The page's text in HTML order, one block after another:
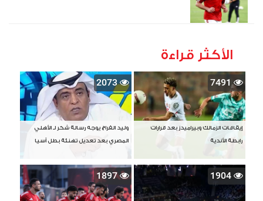
الأكثر قراءة
7491
إيقافات الزمالك وبيراميدز بعد قرارات
رابطة الأندية
2073
وليد الفراج يوجه رسالة شكر لـ الأهلي
المصري بعد تعديل تهنئة بطل آسيا
1904
1897